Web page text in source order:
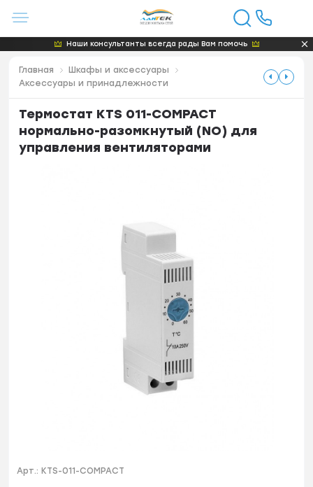
Наши консультанты всегда рады Вам помочь
Главная
Шкафы и аксессуары
Аксессуары и принадлежности
Термостат KTS 011-COMPACT
нормально-разомкнутый (NO) для
управления вентиляторами
Арт.: KTS-011-COMPACT